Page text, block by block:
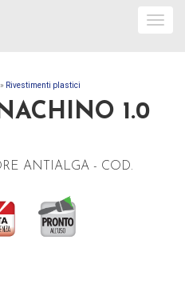
» Rivestimenti plastici
1.0
ANTIALGA - COD.